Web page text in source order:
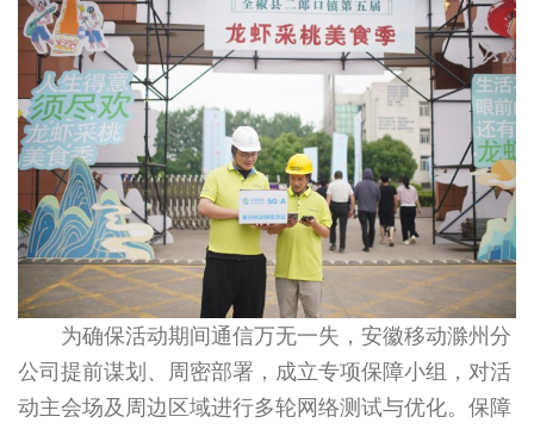
为确保活动期间通信万无一失，安徽移动滁州分
公司提前谋划、周密部署，成立专项保障小组，对活
动主会场及周边区域进行多轮网络测试与优化。保障